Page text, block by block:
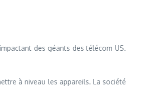
des géants des télécom US.
à niveau les appareils. La société